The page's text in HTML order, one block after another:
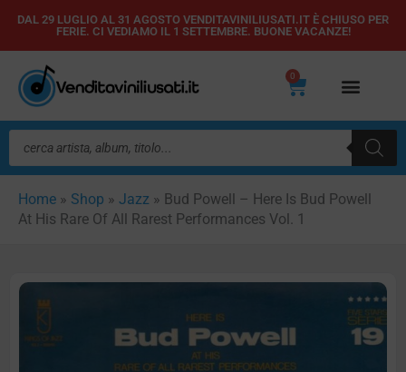
Vai
contenuto
DAL 29 LUGLIO AL 31 AGOSTO VENDITAVINILIUSATI.IT È CHIUSO PER
FERIE. CI VEDIAMO IL 1 SETTEMBRE. BUONE VACANZE!
0
Carrello
Ricerca
prodotti
Home » Shop » Jazz » Bud Powell – Here Is Bud Powell
At His Rare Of All Rarest Performances Vol. 1